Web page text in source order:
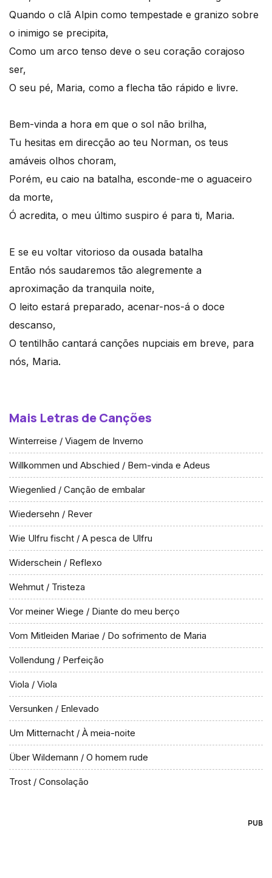
Quando o clã Alpin como tempestade e granizo sobre
o inimigo se precipita,
Como um arco tenso deve o seu coração corajoso
ser,
O seu pé, Maria, como a flecha tão rápido e livre.
Bem-vinda a hora em que o sol não brilha,
Tu hesitas em direcção ao teu Norman, os teus
amáveis olhos choram,
Porém, eu caio na batalha, esconde-me o aguaceiro
da morte,
Ó acredita, o meu último suspiro é para ti, Maria.
E se eu voltar vitorioso da ousada batalha
Então nós saudaremos tão alegremente a
aproximação da tranquila noite,
O leito estará preparado, acenar-nos-á o doce
descanso,
O tentilhão cantará canções nupciais em breve, para
nós, Maria.
Mais Letras de Canções
Winterreise / Viagem de Inverno
Willkommen und Abschied / Bem-vinda e Adeus
Wiegenlied / Canção de embalar
Wiedersehn / Rever
Wie Ulfru fischt / A pesca de Ulfru
Widerschein / Reflexo
Wehmut / Tristeza
Vor meiner Wiege / Diante do meu berço
Vom Mitleiden Mariae / Do sofrimento de Maria
Vollendung / Perfeição
Viola / Viola
Versunken / Enlevado
Um Mitternacht / À meia-noite
Über Wildemann / O homem rude
Trost / Consolação
PUB